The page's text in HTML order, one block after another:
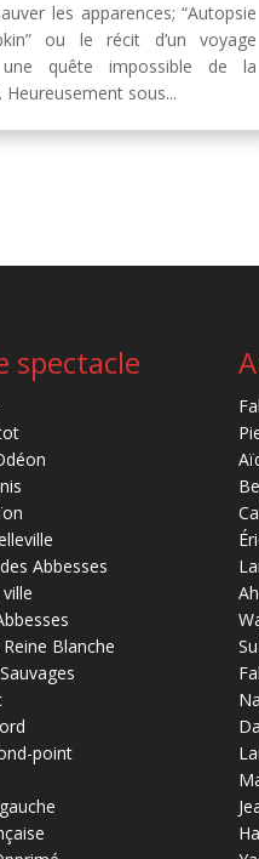
les apparences; “Autopsie
ou le récit d’un voyage
une quête impossible de la
sous...
spectacle
Abbesses
Blanche
point